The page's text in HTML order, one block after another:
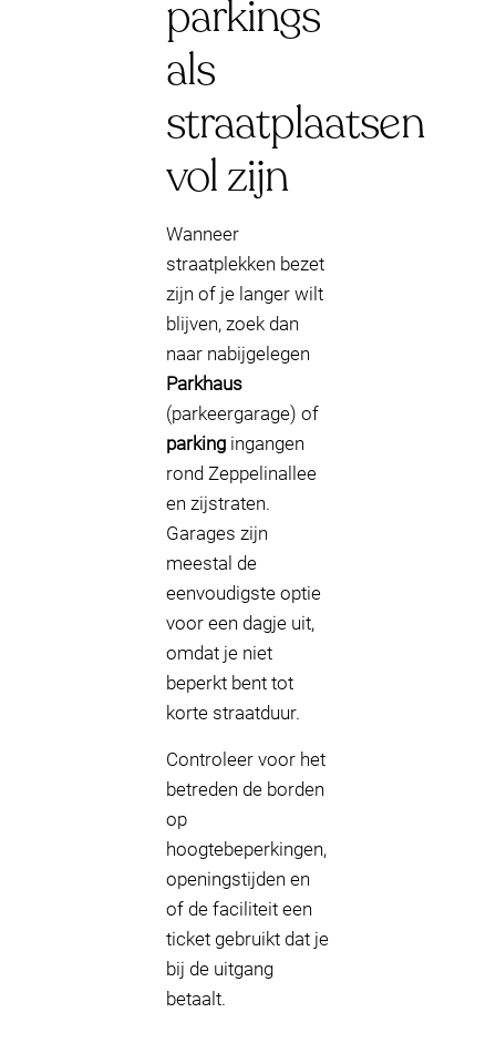
parkings
als
straatplaatsen
vol zijn
Wanneer
straatplekken bezet
zijn of je langer wilt
blijven, zoek dan
naar nabijgelegen
Parkhaus
(parkeergarage) of
parking ingangen
rond Zeppelinallee
en zijstraten.
Garages zijn
meestal de
eenvoudigste optie
voor een dagje uit,
omdat je niet
beperkt bent tot
korte straatduur.
Controleer voor het
betreden de borden
op
hoogtebeperkingen,
openingstijden en
of de faciliteit een
ticket gebruikt dat je
bij de uitgang
betaalt.